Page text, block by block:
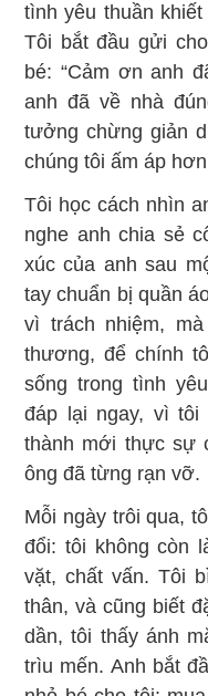
tình yêu thuần
Tôi bắt đầu gửi
bé: “Cảm ơn anh
anh đã về nhà
tưởng chừng giản
chúng tôi ấm áp
Tôi học cách nhìn
nghe anh chia sẻ
xúc của anh sau
tay chuẩn bị quần
vì trách nhiệm,
thương, để chính
sống trong tình
đáp lại ngay, vì tôi
thành mới thực sự
ông đã từng rạn vỡ.
Mỗi ngày trôi qua,
đổi: tôi không còn
vặt, chất vấn. Tôi
thân, và cũng biết
dần, tôi thấy ánh
trìu mến. Anh bắt